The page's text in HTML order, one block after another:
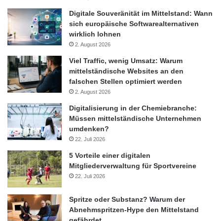
Geldanlage Gratis
Digitale Souveränität im Mittelstand: Wann
sich europäische Softwarealternativen
wirklich lohnen
2. August 2026
Viel Traffic, wenig Umsatz: Warum
mittelständische Websites an den
falschen Stellen optimiert werden
2. August 2026
Digitalisierung in der Chemiebranche:
Müssen mittelständische Unternehmen
umdenken?
22. Juli 2026
5 Vorteile einer digitalen
Mitgliederverwaltung für Sportvereine
22. Juli 2026
Spritze oder Substanz? Warum der
Abnehmspritzen-Hype den Mittelstand